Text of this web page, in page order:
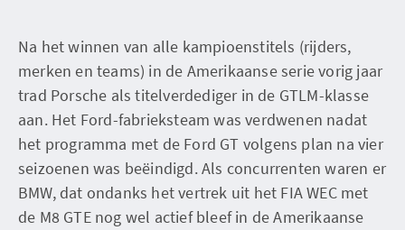
Na het winnen van alle kampioenstitels (rijders,
merken en teams) in de Amerikaanse serie vorig jaar
trad Porsche als titelverdediger in de GTLM-klasse
aan. Het Ford-fabrieksteam was verdwenen nadat
het programma met de Ford GT volgens plan na vier
seizoenen was beëindigd. Als concurrenten waren er
BMW, dat ondanks het vertrek uit het FIA WEC met
de M8 GTE nog wel actief bleef in de Amerikaanse